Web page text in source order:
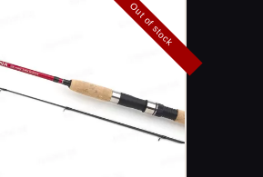
Out of stock